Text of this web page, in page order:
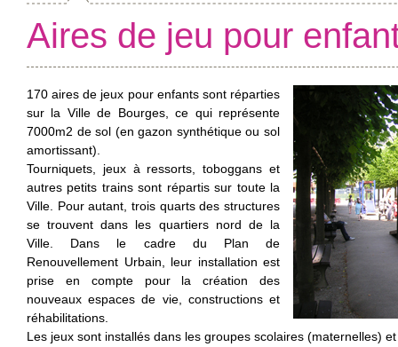
Aires de jeu pour
170 aires de jeux pour enfants sont réparties
sur la Ville de Bourges, ce qui représente
7000m2 de sol (en gazon synthétique ou sol
amortissant).
Tourniquets, jeux à ressorts, toboggans et
autres petits trains sont répartis sur toute la
Ville. Pour autant, trois quarts des structures
se trouvent dans les quartiers nord de la
Ville. Dans le cadre du Plan de
Renouvellement Urbain, leur installation est
prise en compte pour la création des
nouveaux espaces de vie, constructions et
réhabilitations.
Les jeux sont installés dans les groupes scolaires (maternelles)